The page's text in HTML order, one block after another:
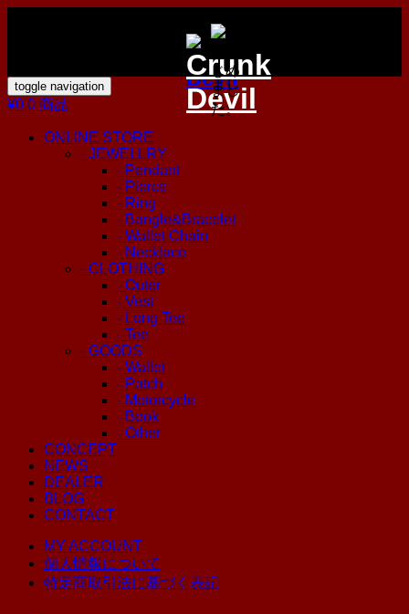
toggle navigation
¥0 0 商品
ONLINE STORE
- JEWELLRY
- Pendant
- Pierce
- Ring
- Bangle&Bracelet
- Wallet Chain
- Necklace
- CLOTHING
- Outer
- Vest
- Long Tee
- Tee
- GOODS
- Wallet
- Patch
- Motorcycle
- Book
- Other
CONCEPT
NEWS
DEALER
BLOG
CONTACT
MY ACCOUNT
個人情報について
特定商取引法に基づく表記